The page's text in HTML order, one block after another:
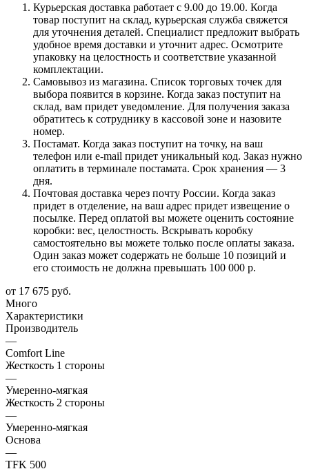
Курьерская доставка работает с 9.00 до 19.00. Когда
товар поступит на склад, курьерская служба свяжется
для уточнения деталей. Специалист предложит выбрать
удобное время доставки и уточнит адрес. Осмотрите
упаковку на целостность и соответствие указанной
комплектации.
Самовывоз из магазина. Список торговых точек для
выбора появится в корзине. Когда заказ поступит на
склад, вам придет уведомление. Для получения заказа
обратитесь к сотруднику в кассовой зоне и назовите
номер.
Постамат. Когда заказ поступит на точку, на ваш
телефон или e-mail придет уникальный код. Заказ нужно
оплатить в терминале постамата. Срок хранения — 3
дня.
Почтовая доставка через почту России. Когда заказ
придет в отделение, на ваш адрес придет извещение о
посылке. Перед оплатой вы можете оценить состояние
коробки: вес, целостность. Вскрывать коробку
самостоятельно вы можете только после оплаты заказа.
Один заказ может содержать не больше 10 позиций и
его стоимость не должна превышать 100 000 р.
от 17 675 руб.
Много
Характеристики
Производитель
—
Comfort Line
Жесткость 1 стороны
—
Умеренно-мягкая
Жесткость 2 стороны
—
Умеренно-мягкая
Основа
—
TFK 500